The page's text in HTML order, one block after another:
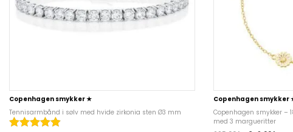
Copenhagen smykker ★
Tennisarmbånd i sølv med hvide zirkonia sten Ø3 mm
Copenhagen smykker
Copenhagen smykker –
med 3 margueritter